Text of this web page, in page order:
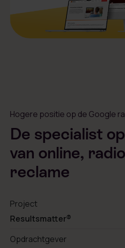
Hogere positie op de Google
De specialist
van online,
reclame
Project
Resultsmatter®
Opdrachtgever